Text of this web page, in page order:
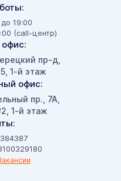
19:00
(call-центр)
пр-д,
1-й этаж
офис:
пр., 7А,
1-й этаж